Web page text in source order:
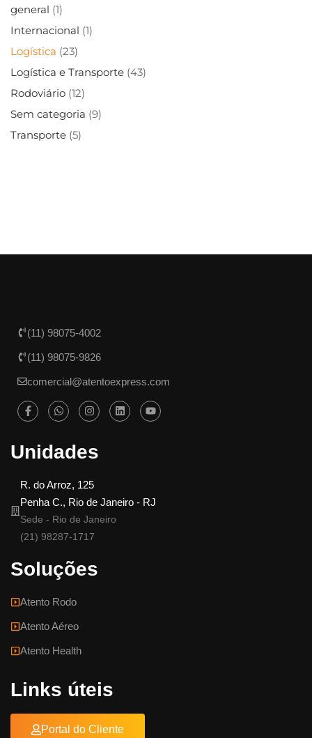
general (1)
Internacional (1)
Logística (23)
Logística e Transporte (43)
Rodoviário (12)
Sem categoria (9)
Transporte (5)
(11) 98075-4002
(11) 98075-9826
comercial@atentoexpress.com
Unidades
R. do Arroz, 125
Penha C., Rio de Janeiro - RJ
Sede - Rio de Janeiro
(21) 98287-1717
Soluções
Atento Rodo
Atento Aéreo
Atento Health
Links úteis
Portal do Cliente